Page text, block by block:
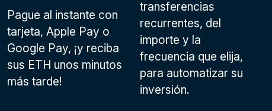
Pague al instante con
tarjeta, Apple Pay o
Google Pay, ¡y reciba
sus ETH unos minutos
más tarde!
transferencias
recurrentes, del
importe y la
frecuencia que elija,
para automatizar su
inversión.